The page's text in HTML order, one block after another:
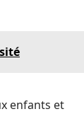
enfants et